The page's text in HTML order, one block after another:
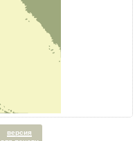
версия